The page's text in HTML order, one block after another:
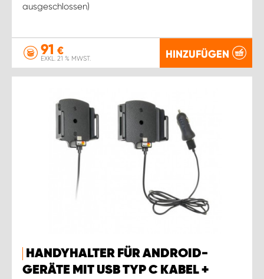
ausgeschlossen)
91 €
EXKL. 21 % MWST. HINZUFÜGEN
HANDYHALTER FÜR ANDROID-
GERÄTE MIT USB TYP C KABEL +